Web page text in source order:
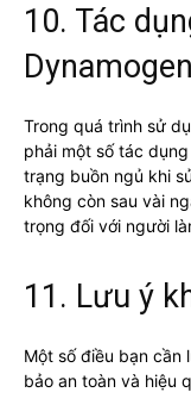
10. Tác
Dynamogen
Trong quá trình sử
phải một số tác
trạng buồn ngủ khi
không còn sau vài
trọng đối với người
11. Lưu ý
Một số điều bạn cần
bảo an toàn và hiệu